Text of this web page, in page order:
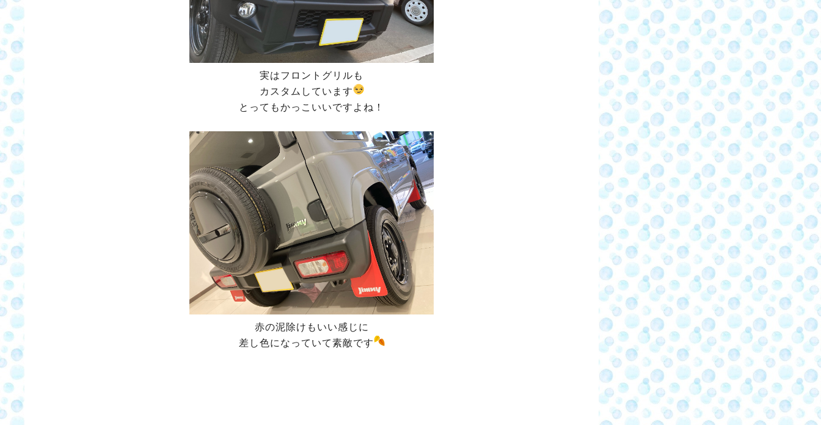
実はフロントグリルも
カスタムしています
とってもかっこいいですよね！
赤の泥除けもいい感じに
差し色になっていて素敵です